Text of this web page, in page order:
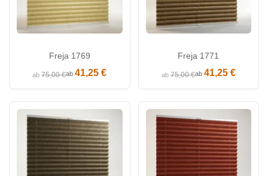
Freja 1769
ab75,00 €ab41,25 €
Freja 1771
ab75,00 €ab 41,25 €